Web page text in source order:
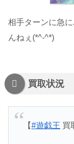
相手ターンに急
んねぇ(*^-^*)
買取状況
【#遊戯王 買